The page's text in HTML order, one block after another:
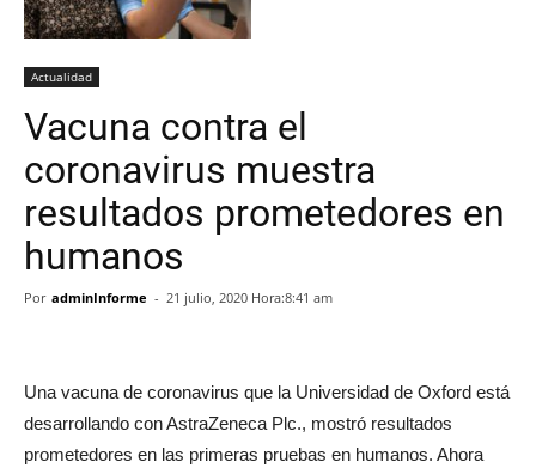
Actualidad
Vacuna contra el
coronavirus muestra
resultados prometedores en
humanos
Por adminInforme - 21 julio, 2020 Hora:8:41 am
Una vacuna de coronavirus que la Universidad de Oxford está
desarrollando con AstraZeneca Plc., mostró resultados
prometedores en las primeras pruebas en humanos. Ahora